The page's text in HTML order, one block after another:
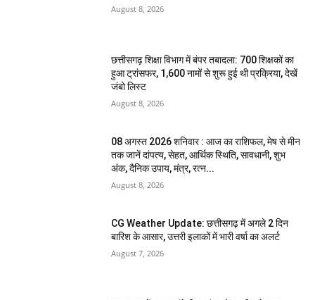
August 8, 2026
छत्तीसगढ़ शिक्षा विभाग में बंपर तबादला: 700 शिक्षकों का
हुआ ट्रांसफर, 1,600 नामों से शुरू हुई थी प्रक्रिया, देखें
जंबो लिस्ट
August 8, 2026
08 अगस्त 2026 शनिवार : आज का राशिफल, मेष से मीन
तक जानें दांपत्य, सेहत, आर्थिक स्थिति, सावधानी, शुभ
अंक, दैनिक उपाय, मंत्र, रत्न...
August 8, 2026
CG Weather Update: छत्तीसगढ़ में अगले 2 दिन
बारिश के आसार, उत्तरी इलाकों में भारी वर्षा का अलर्ट
August 7, 2026